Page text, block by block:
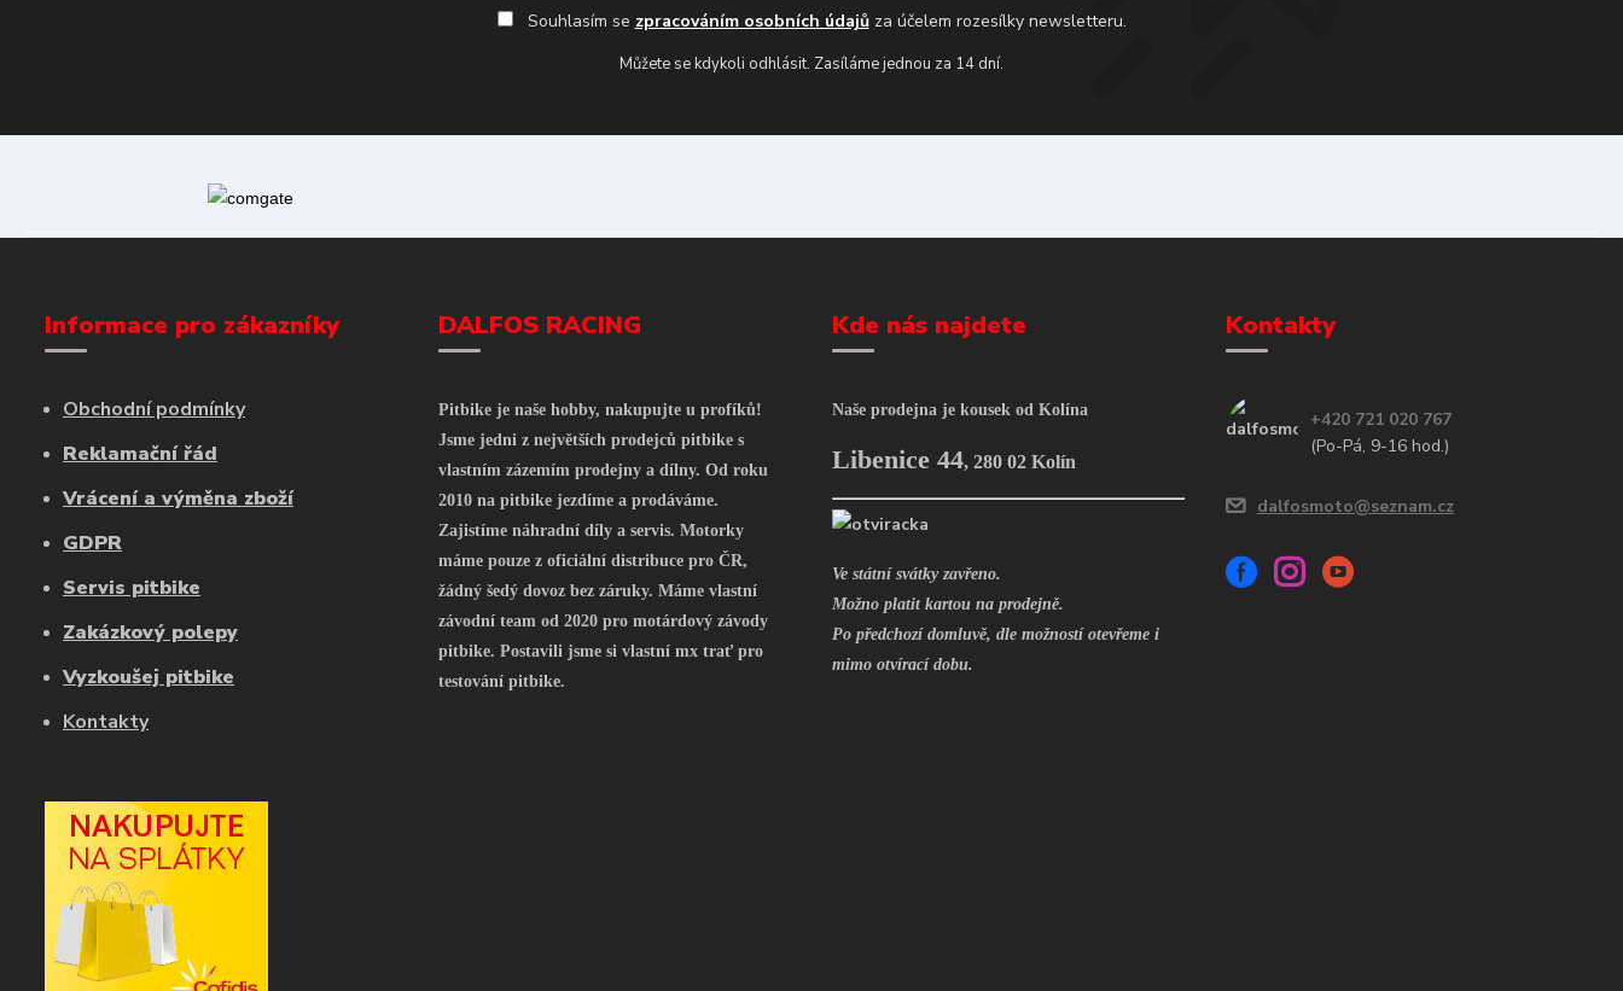
Souhlasím se zpracováním osobních údajůza účelem rozesílky newsletteru.
Můžete se kdykoli odhlásit. Zasíláme jednou za 14 dní.
Informace pro zákazníky
Obchodní podmínky
Reklamační řád
Vrácení a výměna zboží
GDPR
Servis pitbike
Zakázkový polepy
Vyzkoušej pitbike
Kontakty
DALFOS RACING
Pitbike je naše hobby, nakupujte u profíků!
Jsme jedni z největších prodejců pitbike s
vlastním zázemím prodejny a dílny. Od roku
2010 na pitbike jezdíme a prodáváme.
Zajistíme náhradní díly a servis. Motorky
máme pouze z oficiální distribuce pro ČR,
žádný šedý dovoz bez záruky. Máme vlastní
závodní team od 2020 pro motárdový závody
pitbike. Postavili jsme si vlastní mx trať pro
testování pitbike.
Kde nás najdete
Naše prodejna je kousek od Kolína
Libenice 44, 280 02 Kolín
Ve státní svátky zavřeno.
Možno platit kartou na prodejně.
Po předchozí domluvě, dle možností otevřeme i
mimo otvírací dobu.
Kontakty
+420 721 020 767
(Po-Pá, 9-16 hod.)
dalfosmoto@seznam.cz